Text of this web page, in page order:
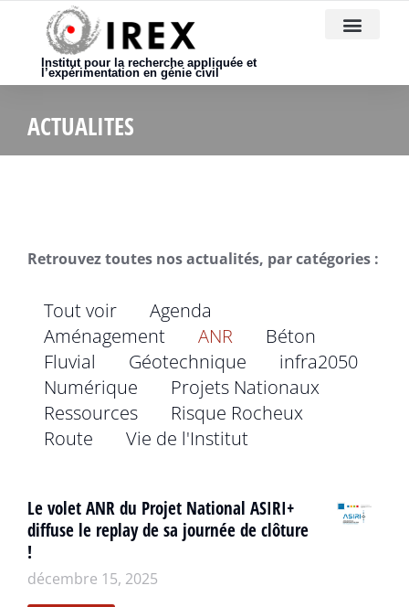
Institut pour la recherche appliquée et
l’expérimentation en génie civil
ACTUALITES
Retrouvez toutes nos actualités, par catégories :
Tout voir
Agenda
Aménagement
ANR
Béton
Fluvial
Géotechnique
infra2050
Numérique
Projets Nationaux
Ressources
Risque Rocheux
Route
Vie de l'Institut
Le volet ANR du Projet National ASIRI+
diffuse le replay de sa journée de clôture
!
décembre 15, 2025